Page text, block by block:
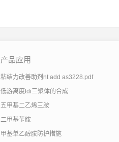
产品应用
粘结力改善助剂nt add as3228.pdf
低游离度tdi三聚体的合成
五甲基二乙烯三胺
二甲基苄胺
甲基单乙醇胺防护措施